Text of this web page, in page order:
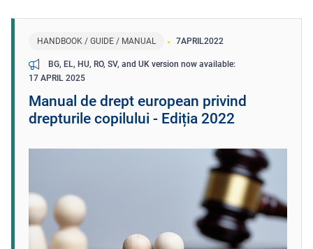
HANDBOOK / GUIDE / MANUAL 7APRIL2022
BG, EL, HU, RO, SV, and UK version now available
17 APRIL 2025
Manual de drept european privind
drepturile copilului - Ediția 2022